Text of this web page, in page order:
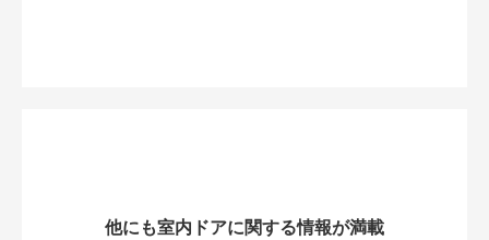
他にも室内ドアに関する情報が満載